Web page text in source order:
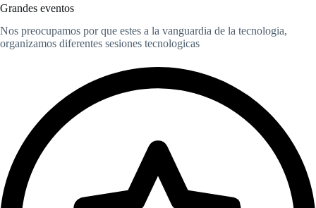
Grandes eventos
Nos preocupamos por que estes a la vanguardia de la tecnologia,
organizamos diferentes sesiones tecnologicas